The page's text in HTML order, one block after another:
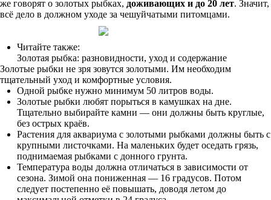
же говорят о золотых рыбках, доживающих и до 20 лет. Значит,
всё дело в должном уходе за чешуйчатыми питомцами.
Читайте также:
Золотая рыбка: разновидности, уход и содержание
Золотые рыбки не зря зовутся золотыми. Им необходим
тщательный уход и комфортные условия.
Одной рыбке нужно минимум 50 литров воды.
Золотые рыбки любят порыться в камушках на дне.
Тщательно выбирайте камни — они должны быть круглые,
без острых краёв.
Растения для аквариума с золотыми рыбками должны быть с
крупными листочками. На маленьких будет оседать грязь,
поднимаемая рыбками с донного грунта.
Температура воды должна отличаться в зависимости от
сезона. Зимой она пониженная — 16 градусов. Потом
следует постепенно её повышать, доводя летом до